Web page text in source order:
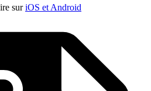
suriOS et Android